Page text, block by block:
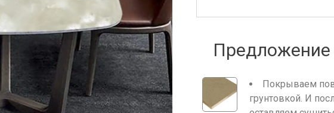
Покрываем
грунтовкой. И